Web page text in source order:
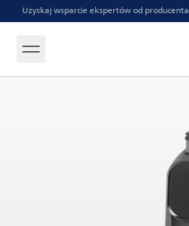
Uzyskaj wsparcie ekspertów od producenta